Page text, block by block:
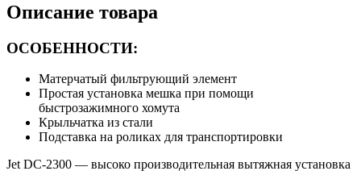
Описание товара
ОСОБЕННОСТИ:
Матерчатый фильтрующий элемент
Простая установка мешка при помощи
быстрозажимного хомута
Крыльчатка из стали
Подставка на роликах для транспортировки
Jet DC-2300 — высоко производительная вытяжная установка